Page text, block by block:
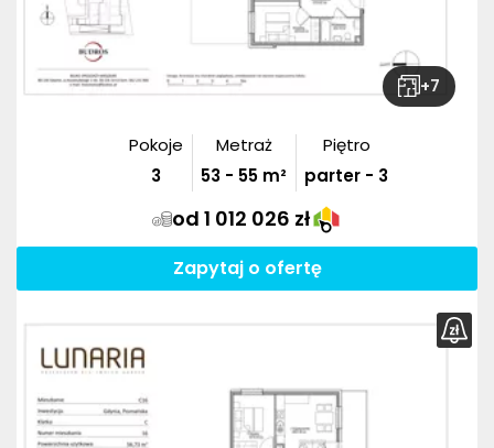
+7
Pokoje
3
Metraż
53 - 55 m²
Piętro
parter - 3
od 1 012 026 zł
Zapytaj o ofertę